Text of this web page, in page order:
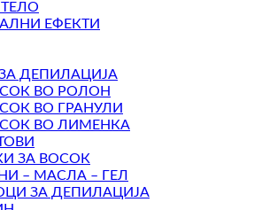
ЕФЕКТИ
ДЕПИЛАЦИЈА
ВО РОЛОН
ВО ГРАНУЛИ
ВО ЛИМЕНКА
ЗА ВОСОК
– МАСЛА – ГЕЛ
ЗА ДЕПИЛАЦИЈА